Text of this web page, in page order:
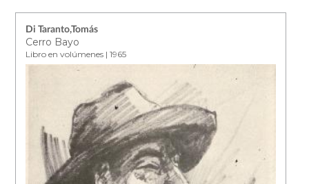
Di Taranto,Tomás
Cerro Bayo
Libro en volúmenes | 1965